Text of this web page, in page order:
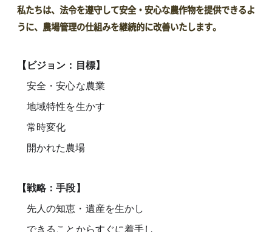
私たちは、法令を遵守して安全・安心な農作物を提供できるよ
うに、農場管理の仕組みを継続的に改善いたします。
【ビジョン：目標】
安全・安心な農業
地域特性を生かす
常時変化
開かれた農場
【戦略：手段】
先人の知恵・遺産を生かし
できることからすぐに着手し